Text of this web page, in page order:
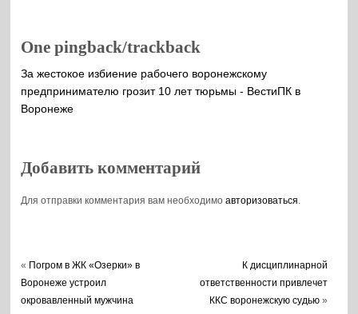
One pingback/trackback
За жестокое избиение рабочего воронежскому
предпринимателю грозит 10 лет тюрьмы - ВестиПК в
Воронеже
Добавить комментарий
Для отправки комментария вам необходимоавторизоваться.
« Погром в ЖК «Озерки» в
Воронеже устроил
окровавленный мужчина
К дисциплинарной
ответственности привлечет
ККС воронежскую судью »